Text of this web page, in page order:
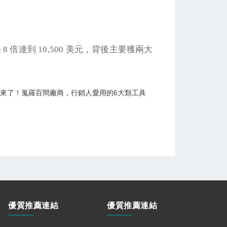
倍達到 10,500 美元，背後主要獲兩大
了！蒐羅百間廠商，行銷人愛用的6大類工具
優質推薦連結 優質推薦連結